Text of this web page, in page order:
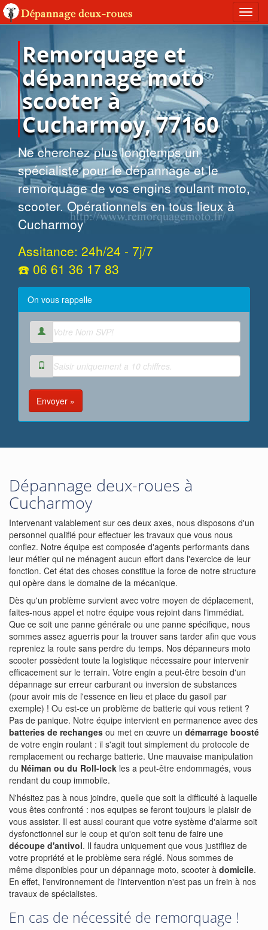
Remorquage et
dépannage moto
scooter à
Cucharmoy, 77160
Ne cherchez plus longtemps un
spécialiste pour le dépannage et le
remorquage de vos engins roulant moto,
scooter. Opérationnels en tous lieux à
Cucharmoy
Assitance: 24h/24 - 7j/7
☎️ 06 61 36 17 83
On vous rappelle
Envoyer »
Dépannage deux-roues à
Cucharmoy
Intervenant valablement sur ces deux axes, nous disposons d'un
personnel qualifié pour effectuer les travaux que vous nous
confiez. Notre équipe est composée d'agents performants dans
leur métier qui ne ménagent aucun effort dans l'exercice de leur
fonction. Cet état des choses constitue la force de notre structure
qui opère dans le domaine de la mécanique.
Dès qu'un problème survient avec votre moyen de déplacement,
faites-nous appel et notre équipe vous rejoint dans l'immédiat.
Que ce soit une panne générale ou une panne spécifique, nous
sommes assez aguerris pour la trouver sans tarder afin que vous
repreniez la route sans perdre du temps. Nos dépanneurs moto
scooter possèdent toute la logistique nécessaire pour intervenir
efficacement sur le terrain. Votre engin a peut-être besoin d'un
dépannage sur erreur carburant ou inversion de substances
(pour avoir mis de l'essence en lieu et place du gasoil par
exemple) ! Ou est-ce un problème de batterie qui vous retient ?
Pas de panique. Notre équipe intervient en permanence avec des
batteries de rechanges ou met en œuvre un démarrage boosté
de votre engin roulant : il s'agit tout simplement du protocole de
remplacement ou recharge batterie. Une mauvaise manipulation
du Néiman ou du Roll-lock les a peut-être endommagés, vous
rendant du coup immobile.
N'hésitez pas à nous joindre, quelle que soit la difficulté à laquelle
vous êtes confronté : nos equipes se feront toujours le plaisir de
vous assister. Il est aussi courant que votre système d'alarme soit
dysfonctionnel sur le coup et qu'on soit tenu de faire une
découpe d'antivol. Il faudra uniquement que vous justifiiez de
votre propriété et le problème sera réglé. Nous sommes de
même disponibles pour un dépannage moto, scooter à domicile.
En effet, l'environnement de l'intervention n'est pas un frein à nos
travaux de spécialistes.
En cas de nécessité de remorquage !